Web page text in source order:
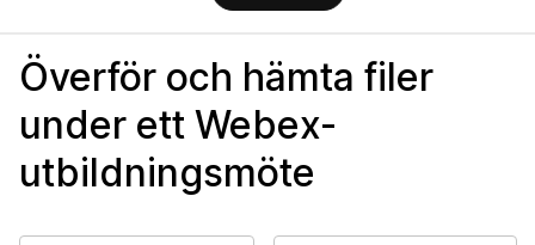
Överför och hämta filer
under ett Webex-
utbildningsmöte